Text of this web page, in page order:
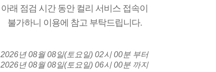
아래 점검 시간 동안 컬리 서비스 접속이
불가하니 이용에 참고 부탁드립니다.
2026년 08월 08일(토요일) 02시 00분 부터
2026년 08월 08일(토요일) 06시 00분 까지